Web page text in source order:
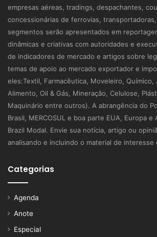
empresas aéreas, tradings, despachantes,
concessionárias de ferrovias,
segmentos serão apresentados em
dinâmicas e criativas com autoridades e
de indicadores de mercado e artigos sobre
temas de apoio ao mercado exportador e
eles:Textil, Farmacêutica, Moveleiro, Químico,
Alimento, Oil & Gás, Mineração, Celulose,
Maquinário entre outros). A abrangência do
Brasil, MERCOSUL e boa parte EUA, Europa e
Brazil Modal. Envie sua notícia, artigo ou
analisando e incluindo o material de interesse
Categorias
Agenda
Anote
Especial